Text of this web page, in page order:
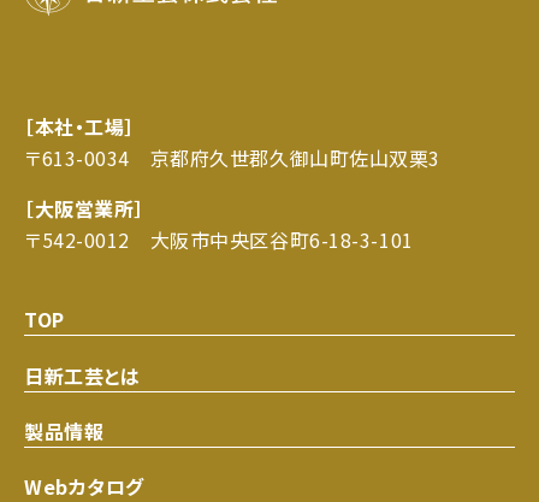
［本社・工場］
〒613-0034 京都府久世郡久御山町佐山双栗3
［大阪営業所］
〒542-0012 大阪市中央区谷町6-18-3-101
TOP
日新工芸とは
製品情報
Webカタログ